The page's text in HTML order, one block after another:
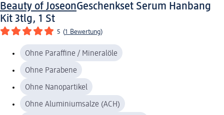
Beauty of JoseonGeschenkset Serum Hanbang
Kit 3tlg, 1 St
5 (1 Bewertung)
Ohne Paraffine / Mineralöle
Ohne Parabene
Ohne Nanopartikel
Ohne Aluminiumsalze (ACH)